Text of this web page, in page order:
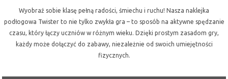
Wyobraź sobie klasę pełną radości, śmiechu i ruchu! Nasza naklejka
podłogowa Twister to nie tylko zwykła gra – to sposób na aktywne spędzanie
czasu, który łączy uczniów w różnym wieku. Dzięki prostym zasadom gry,
każdy może dołączyć do zabawy, niezależnie od swoich umiejętności
fizycznych.